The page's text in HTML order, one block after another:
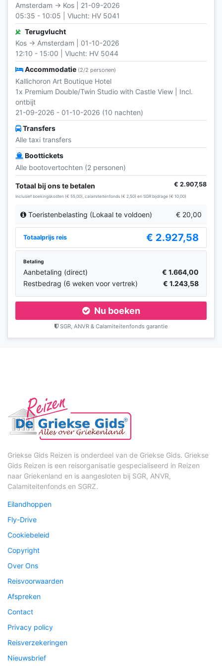
Amsterdam → Kos | 21-09-2026
05:35 - 10:05 | Vlucht: HV 5041
Terugvlucht
Kos → Amsterdam | 01-10-2026
12:10 - 15:00 | Vlucht: HV 5044
Accommodatie (2/2 personen)
Kallichoron Art Boutique Hotel
1x Premium Double/Twin Studio with Castle View | Incl.
ontbijt
21-09-2026 - 01-10-2026 (10 nachten)
Transfers
Alle taxi transfers
Boottickets
Alle bootovertochten (2 personen)
Totaal bij ons te betalen € 2.907,58
Inclusief boekingskosten (€ 55,00), calamiteitenfonds (€ 2,50) en SGR bijdrage (€ 10,00)
Toeristenbelasting (Lokaal te voldoen) € 20,00
Totaalprijs reis € 2.927,58
Betaling
Aanbetaling (direct)
€ 1.664,00
Restbedrag (6 weken voor vertrek)
€ 1.243,58
Nu boeken
SGR, ANVR & Calamiteitenfonds garantie
Griekse Gids Reizen is onderdeel van de Griekse Gids. Griekse
Gids Reizen is een reisorganisatie gespecialiseerd in Reizen
naar Griekenland en is aangesloten bij SGR, ANVR,
Calamiteitenfonds en SGRZ.
Eilandhoppen
Fly-Drive
Cookiebeleid
Copyright
Over Ons
Reisvoorwaarden
Afspreken
Contact
Privacy policy
Reisverzekeringen
Nieuwsbrief